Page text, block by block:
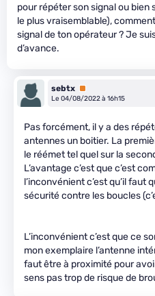
pour répéter son signal ou bien
le plus vraisemblable),
signal de ton opérateur ? Je
d’avance.
sebtx Premium
Le 04/08/2022 à 16h15
Pas forcément, il y a des
antennes un boitier. La
le réémet tel quel sur la
L’avantage c’est que c’est
l’inconvénient c’est qu’il faut
sécurité contre les boucles
L’inconvénient c’est que ce
mon exemplaire l’antenne
faut être à proximité pour
sens pas trop de risque de